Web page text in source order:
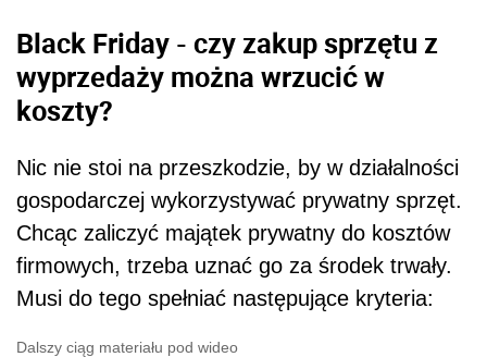
Black Friday - czy zakup sprzętu z
wyprzedaży można wrzucić w
koszty?
Nic nie stoi na przeszkodzie, by w działalności
gospodarczej wykorzystywać prywatny sprzęt.
Chcąc zaliczyć majątek prywatny do kosztów
firmowych, trzeba uznać go za środek trwały.
Musi do tego spełniać następujące kryteria:
Dalszy ciąg materiału pod wideo